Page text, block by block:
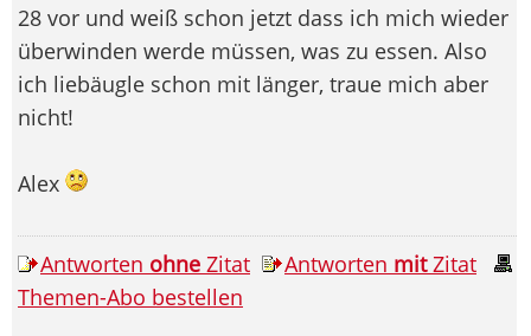
28 vor und weiß schon jetzt dass ich mich wieder
überwinden werde müssen, was zu essen. Also
ich liebäugle schon mit länger, traue mich aber
nicht!
Alex
Antworten ohne Zitat Antworten mitZitat
Themen-Abo bestellen